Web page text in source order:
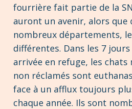
fourrière fait partie de la
auront un avenir, alors que
nombreux départements,
différentes. Dans les 7
arrivée en refuge, les
non réclamés sont
face à un afflux toujours
chaque année. Ils sont